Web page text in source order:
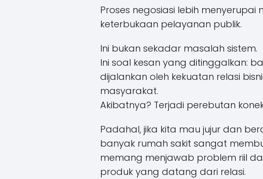
Proses negosiasi lebih
keterbukaan pelayanan publik.
Ini bukan sekadar masalah sistem.
Ini soal kesan yang ditinggalkan:
dijalankan oleh kekuatan relasi
masyarakat.
Akibatnya? Terjadi perebutan
Padahal, jika kita mau jujur dan
banyak rumah sakit sangat
memang menjawab problem riil
produk yang datang dari relasi.